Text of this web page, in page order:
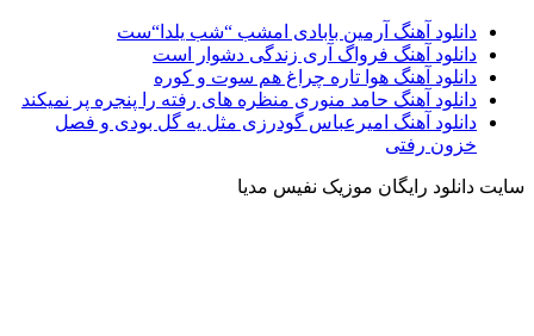
دانلود آهنگ آرمین بابادی امشب “شب یلدا“ست
دانلود آهنگ فرواگ آرى زندگى دشوار است
دانلود آهنگ هوا تاره چراغ هم سوت و کوره
دانلود آهنگ حامد منوری منظره های رفته را پنجره پر نمیکند
دانلود آهنگ امیرعباس گودرزی مثل یه گل بودی و فصل
خزون رفتی
سایت دانلود رایگان موزیک نفیس مدیا